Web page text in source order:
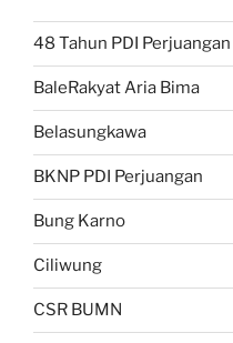
48 Tahun PDI Perjuangan
BaleRakyat Aria Bima
Belasungkawa
BKNP PDI Perjuangan
Bung Karno
Ciliwung
CSR BUMN